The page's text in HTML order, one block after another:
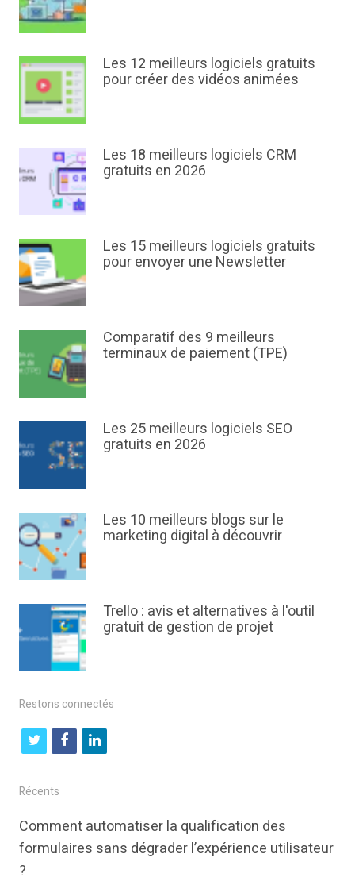
Les 12 meilleurs logiciels gratuits
pour créer des vidéos animées
Les 18 meilleurs logiciels CRM
gratuits en 2026
Les 15 meilleurs logiciels gratuits
pour envoyer une Newsletter
Comparatif des 9 meilleurs
terminaux de paiement (TPE)
Les 25 meilleurs logiciels SEO
gratuits en 2026
Les 10 meilleurs blogs sur le
marketing digital à découvrir
Trello : avis et alternatives à l'outil
gratuit de gestion de projet
Restons connectés
t
i
t
f
b
l
k
e
Récents
Comment automatiser la qualification des
formulaires sans dégrader l’expérience utilisateur
?